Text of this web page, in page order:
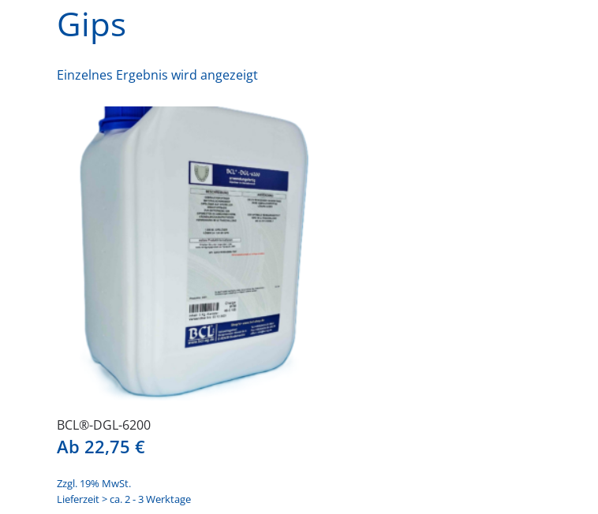
Gips
Einzelnes Ergebnis wird angezeigt
BCL®-DGL-6200
Ab 22,75 €
Zzgl. 19% MwSt.
Lieferzeit > ca. 2 - 3 Werktage